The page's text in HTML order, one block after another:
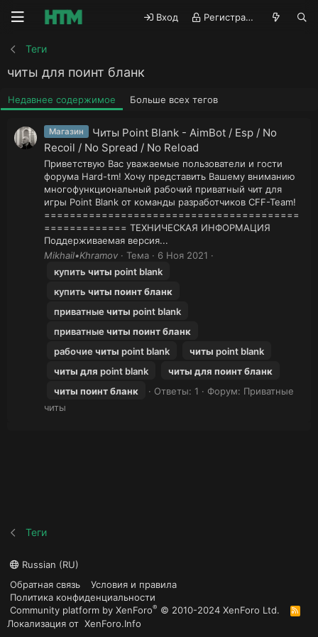
Вход Регистрация
Теги
читы для поинт бланк
Недавнее содержимое Больше всех тегов
Магазин
Читы Point Blank - AimBot / Esp / No
Recoil / No Spread / No Reload
Приветствую Вас уважаемые пользователи и гости
форума Hard-tm! Хочу представить Вашему вниманию
многофункциональный рабочий приватный чит для
игры Point Blank от команды разработчиков CFF-Team!
========================================
============= ТЕХНИЧЕСКАЯ ИНФОРМАЦИЯ
Поддерживаемая версия...
Mikhail•Khramov
Тема
6 Ноя 2021
купить читы point blank
купить читы поинтбланк
приватные читы point blank
приватные читы поинтбланк
рабочие читы point blank читы point blank
читы для point blank читы для поинтбланк
читы поинтбланк Ответы: 1 Форум: Приватные
читы
Теги
Russian (RU)
Обратная связь
Условия и правила
Политика конфиденциальности
Community platform by XenForo® © 2010-2024 XenForo Ltd.
R
S
Локализация от XenForo.Info